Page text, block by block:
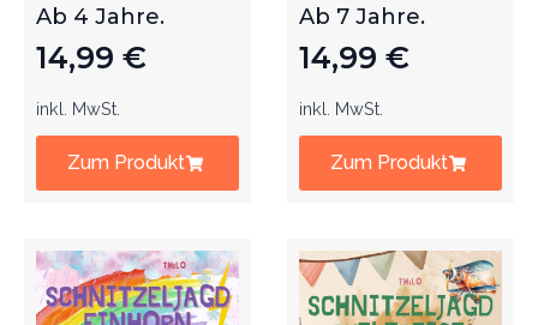
Ab 4 Jahre.
14,99 €
inkl. MwSt.
Zum Produkt
Ab 7 Jahre.
14,99 €
inkl. MwSt.
Zum Produkt